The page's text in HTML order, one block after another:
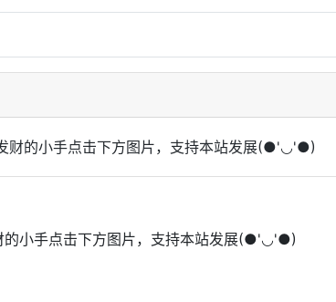
财的小手点击下方图片，支持本站发展(●'◡'●)
的小手点击下方图片，支持本站发展(●'◡'●)